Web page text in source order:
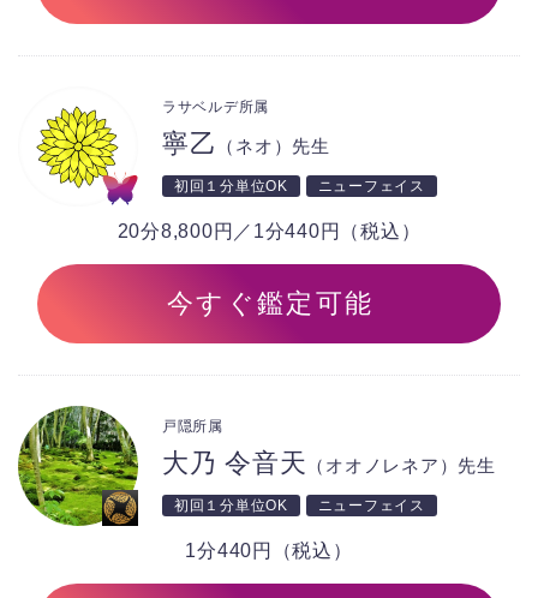
寧乙 （ネオ）先生
ラサベルデ所属
初回１分単位OK ニューフェイス
20分8,800円／1分440円（税込）
今すぐ鑑定可能
大乃 令音天 （オオノレネア）先生
戸隠所属
初回１分単位OK ニューフェイス
1分440円（税込）